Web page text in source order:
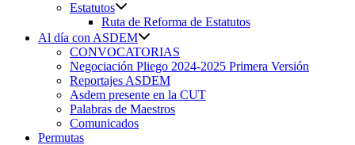
Estatutos
Ruta de Reforma de Estatutos
Al día con ASDEM
CONVOCATORIAS
Negociación Pliego 2024-2025 Primera Versión
Reportajes ASDEM
Asdem presente en la CUT
Palabras de Maestros
Comunicados
Permutas